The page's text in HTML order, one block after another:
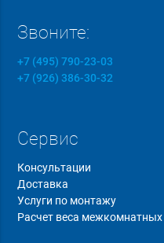
Звоните:
+7 (495) 790-23-03
+7 (926) 386-30-32
Сервис
Консультации
Доставка
Услуги по монтажу
Расчет веса